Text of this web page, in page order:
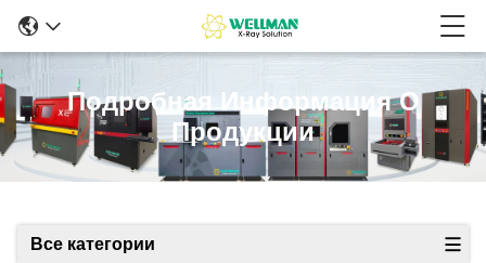
Подробная Информация О
Продукции
Все категории